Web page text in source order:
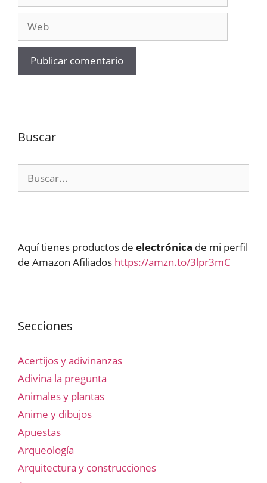
Buscar
Aquí tienes productos de electrónica de mi perfil
de Amazon Afiliados https://amzn.to/3lpr3mC
Secciones
Acertijos y adivinanzas
Adivina la pregunta
Animales y plantas
Anime y dibujos
Apuestas
Arqueología
Arquitectura y construcciones